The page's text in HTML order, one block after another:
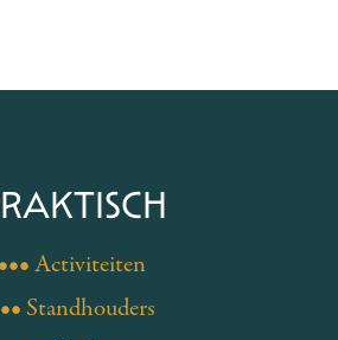
••• Activiteiten
Standhouders